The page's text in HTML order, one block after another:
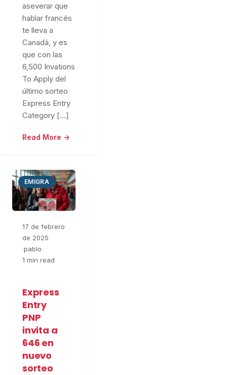
aseverar que
hablar francés
te lleva a
Canadá, y es
que con las
6,500 Invations
To Apply del
último sorteo
Express Entry
Category […]
Read More →
EMIGRA
17 de febrero
de 2025
·pablo·
1 min read
Express
Entry
PNP
invita a
646 en
nuevo
sorteo